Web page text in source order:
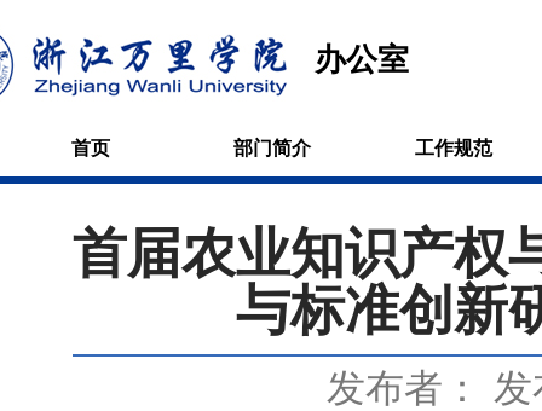
办公室
首页 部门简介 工作规范
首届农业知识产权
与标准创新
发布者： 发